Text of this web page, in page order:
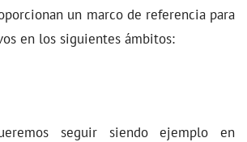
un marco de referencia para
en los siguientes ámbitos:
seguir siendo ejemplo en